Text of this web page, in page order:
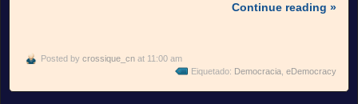
Continue reading »
Posted by crossique_cn at 11:00 am
Eiquetado: Democracia eDemocracy